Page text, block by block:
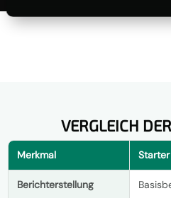
VERGLEICH
Merkmal
Berichterstellung